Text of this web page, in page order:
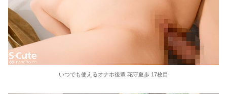
いつでも使えるオナホ後輩 花守夏歩 17枚目